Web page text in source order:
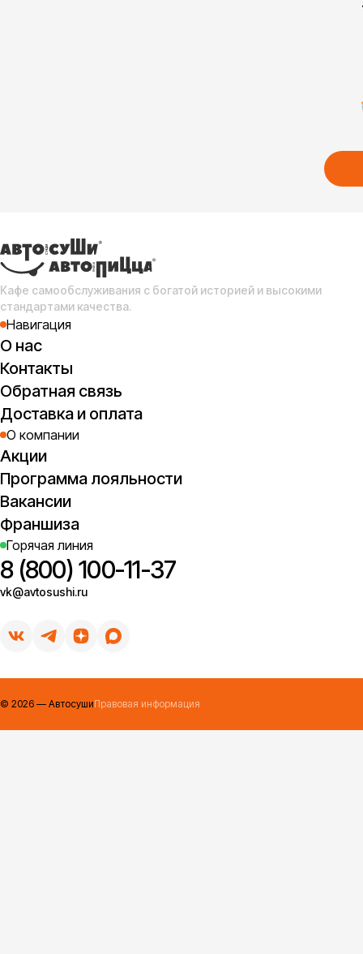
Кафе самообслуживания с богатой историей и высокими
стандартами качества.
Навигация
О нас
Контакты
Обратная связь
Доставка и оплата
О компании
Акции
Программа лояльности
Вакансии
Франшиза
Горячая линия
8 (800) 100-11-37
vk@avtosushi.ru
© 2026 — АвтосушиПравовая информация